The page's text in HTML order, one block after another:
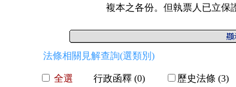
法條相關見解查詢(選類別)
全選 行政函釋 (0) 歷史法條 (3)